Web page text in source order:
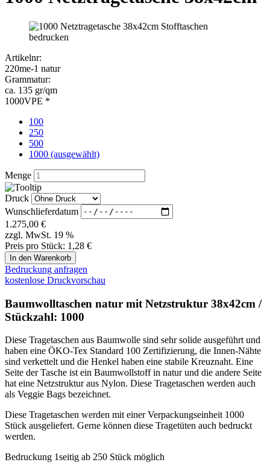
VPE *
100
250
1000 (ausgewählt)
Menge
Druck
1.275,00€
zzgl. MwSt. 19 %
Preis pro Stück:
1,28 €
Bedruckung anfragen
kostenlose Druckvorschau
Baumwolltaschen natur mit Netzstruktur 38x42cm /
Stückzahl: 1000
Diese Tragetaschen aus Baumwolle sind sehr solide ausgeführt und
haben eine ÖKO-Tex Standard 100 Zertifizierung, die Innen-Nähte
sind verkettelt und die Henkel haben eine stabile Kreuznaht. Eine
Seite der Tasche ist ein Baumwollstoff in natur und die andere Seite
hat eine Netzstruktur aus Nylon. Diese Tragetaschen werden auch
als Veggie Bags bezeichnet.
Diese Tragetaschen werden mit einer Verpackungseinheit 1000
werden.
Bedruckung 1seitig ab 250 Stück möglich
Suchen Sie eine Sondergröße ? Wir produzieren bereits ab 500
Stück jedes beliebige Format in einer Standard-Stoff-Farbe und ab